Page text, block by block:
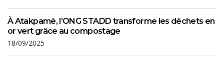
À Atakpamé, l’ONG STADD transforme les déchets en
or vert grâce au compostage
18/09/2025